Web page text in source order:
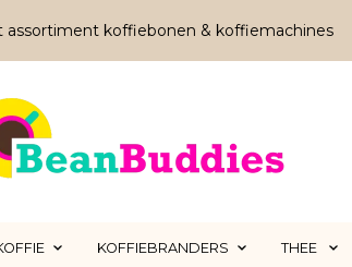
assortiment koffiebonen & koffiemachines
KOFFIEBRANDERS THEE